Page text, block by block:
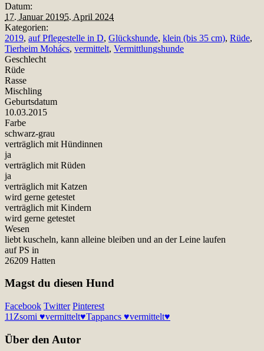
Datum:
17. Januar 20195. April 2024
Kategorien:
2019, auf Pflegestelle in D, Glückshunde, klein (bis 35 cm), Rüde,
Tierheim Mohács, vermittelt, Vermittlungshunde
Geschlecht
Rüde
Rasse
Mischling
Geburtsdatum
10.03.2015
Farbe
schwarz-grau
verträglich mit Hündinnen
ja
verträglich mit Rüden
ja
verträglich mit Katzen
wird gerne getestet
verträglich mit Kindern
wird gerne getestet
Wesen
liebt kuscheln, kann alleine bleiben und an der Leine laufen
auf PS in
26209 Hatten
Magst du diesen Hund
Facebook Twitter Pinterest
11 Zsomi ♥vermittelt♥Tappancs ♥vermittelt♥
Über den Autor